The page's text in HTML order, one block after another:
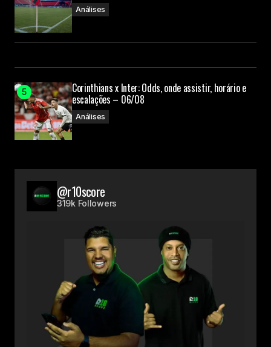
Análises
Corinthians x Inter: Odds, onde assistir, horário e
escalações – 06/08
Análises
@r10score
319k Followers